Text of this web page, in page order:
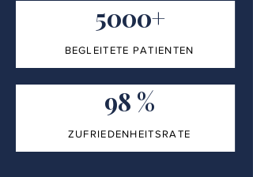
5000+
BEGLEITETE PATIENTEN
98 %
ZUFRIEDENHEITSRATE